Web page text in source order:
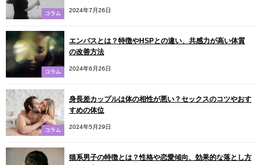
コラム
2024年7月26日
コラム
エンパスとは？特徴やHSPとの違い、共感力が高い体質
の改善方法
2024年6月26日
コラム
身長差カップルは体の相性が悪い？セックスのコツやおす
すめの体位
2024年5月29日
猫系男子の特徴とは？性格や恋愛傾向、効果的な落とし方